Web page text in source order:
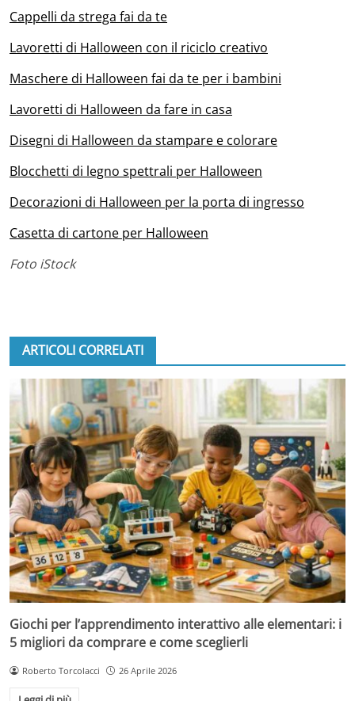
Cappelli da strega fai da te
Lavoretti di Halloween con il riciclo creativo
Maschere di Halloween fai da te per i bambini
Lavoretti di Halloween da fare in casa
Disegni di Halloween da stampare e colorare
Blocchetti di legno spettrali per Halloween
Decorazioni di Halloween per la porta di ingresso
Casetta di cartone per Halloween
Foto iStock
ARTICOLI CORRELATI
Giochi per l’apprendimento interattivo alle elementari: i
5 migliori da comprare e come sceglierli
Roberto Torcolacci 26 Aprile 2026